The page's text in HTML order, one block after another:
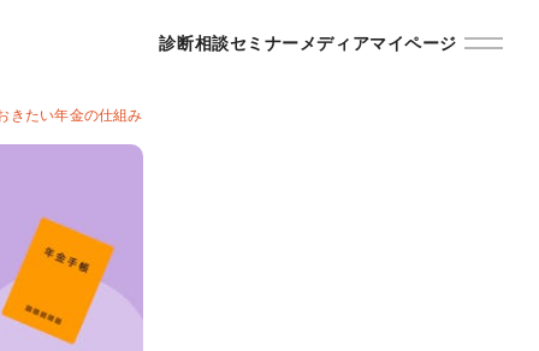
診断相談セミナーメディアマイページ
きたい年金の仕組み